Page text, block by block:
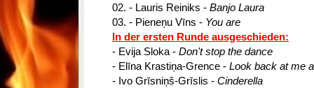
02. - Lauris Reiniks - Banjo Laura
03. - Pieneņu Vīns - You are
In der ersten Runde ausgeschieden:
- Evija Sloka - Don't stop the dance
- Elīna Krastiņa-Grence - Look back at me
- Ivo Grīsniņš-Grīslis - Cinderella